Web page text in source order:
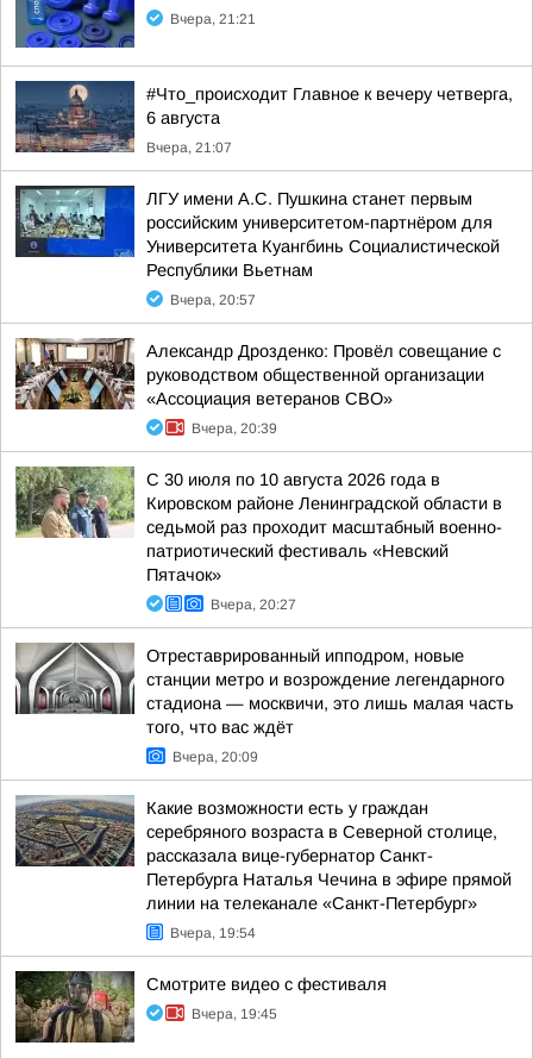
Вчера, 21:21
#Что_происходит Главное к вечеру четверга,
6 августа
Вчера, 21:07
ЛГУ имени А.С. Пушкина станет первым
российским университетом-партнёром для
Университета Куангбинь Социалистической
Республики Вьетнам
Вчера, 20:57
Александр Дрозденко: Провёл совещание с
руководством общественной организации
«Ассоциация ветеранов СВО»
Вчера, 20:39
С 30 июля по 10 августа 2026 года в
Кировском районе Ленинградской области в
седьмой раз проходит масштабный военно-
патриотический фестиваль «Невский
Пятачок»
Вчера, 20:27
Отреставрированный ипподром, новые
станции метро и возрождение легендарного
стадиона — москвичи, это лишь малая часть
того, что вас ждёт
Вчера, 20:09
Какие возможности есть у граждан
серебряного возраста в Северной столице,
рассказала вице-губернатор Санкт-
Петербурга Наталья Чечина в эфире прямой
линии на телеканале «Санкт-Петербург»
Вчера, 19:54
Смотрите видео с фестиваля
Вчера, 19:45